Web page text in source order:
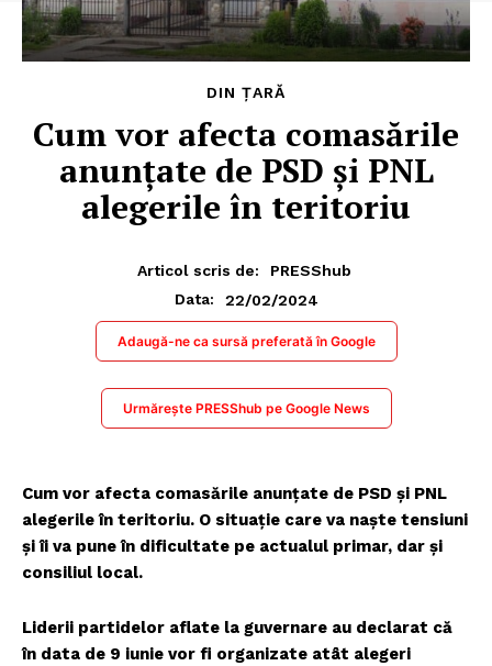
DIN ȚARĂ
Cum vor afecta comasările
anunțate de PSD și PNL
alegerile în teritoriu
Articol scris de:
PRESShub
Data:
22/02/2024
Adaugă-ne ca sursă preferată în Google
Urmărește PRESShub pe Google News
Cum vor afecta comasările anunțate de PSD și PNL
alegerile în teritoriu. O situație care va naște tensiuni
și îi va pune în dificultate pe actualul primar, dar și
consiliul local.
Liderii partidelor aflate la guvernare au declarat că
în data de 9 iunie vor fi organizate atât alegeri